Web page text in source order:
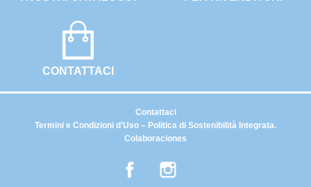
CONTATTACI
Termini e Condizioni d’Uso – Politica di Sostenibilità Integrata.
Colaboraciones
Contattaci
Facebook